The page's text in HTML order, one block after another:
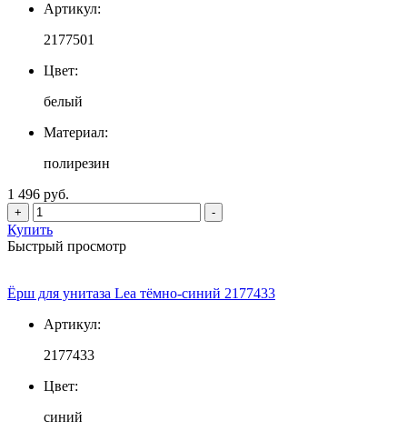
Артикул:
2177501
Цвет:
белый
Материал:
полирезин
1 496 руб.
+ -
Купить
Быстрый просмотр
Ёрш для унитаза Lea тёмно-синий 2177433
Артикул:
2177433
Цвет:
синий